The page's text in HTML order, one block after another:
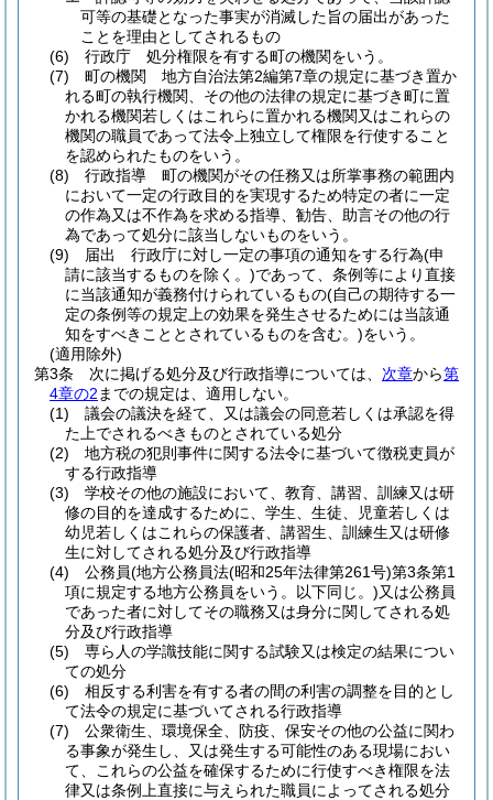
可等の基礎となった事実が消滅した旨の届出があった
ことを理由としてされるもの
(6)
行政庁 処分権限を有する町の機関をいう。
(7)
町の機関 地方自治法第2編第7章の規定に基づき置か
れる町の執行機関、その他の法律の規定に基づき町に置
かれる機関若しくはこれらに置かれる機関又はこれらの
機関の職員であって法令上独立して権限を行使すること
を認められたものをいう。
(8)
行政指導 町の機関がその任務又は所掌事務の範囲内
において一定の行政目的を実現するため特定の者に一定
の作為又は不作為を求める指導、勧告、助言その他の行
為であって処分に該当しないものをいう。
(9)
届出 行政庁に対し一定の事項の通知をする行為(申
請に該当するものを除く。)であって、条例等により直接
に当該通知が義務付けられているもの(自己の期待する一
定の条例等の規定上の効果を発生させるためには当該通
知をすべきこととされているものを含む。)をいう。
(適用除外)
第3条
次に掲げる処分及び行政指導については、 次章から第
4章の2 までの規定は、適用しない。
(1)
議会の議決を経て、又は議会の同意若しくは承認を得
た上でされるべきものとされている処分
(2)
地方税の犯則事件に関する法令に基づいて徴税吏員が
する行政指導
(3)
学校その他の施設において、教育、講習、訓練又は研
修の目的を達成するために、学生、生徒、児童若しくは
幼児若しくはこれらの保護者、講習生、訓練生又は研修
生に対してされる処分及び行政指導
(4)
公務員(地方公務員法(昭和25年法律第261号)第3条第1
項に規定する地方公務員をいう。以下同じ。)又は公務員
であった者に対してその職務又は身分に関してされる処
分及び行政指導
(5)
専ら人の学識技能に関する試験又は検定の結果につい
ての処分
(6)
相反する利害を有する者の間の利害の調整を目的とし
て法令の規定に基づいてされる行政指導
(7)
公衆衛生、環境保全、防疫、保安その他の公益に関わ
る事象が発生し、又は発生する可能性のある現場におい
て、これらの公益を確保するために行使すべき権限を法
律又は条例上直接に与えられた職員によってされる処分